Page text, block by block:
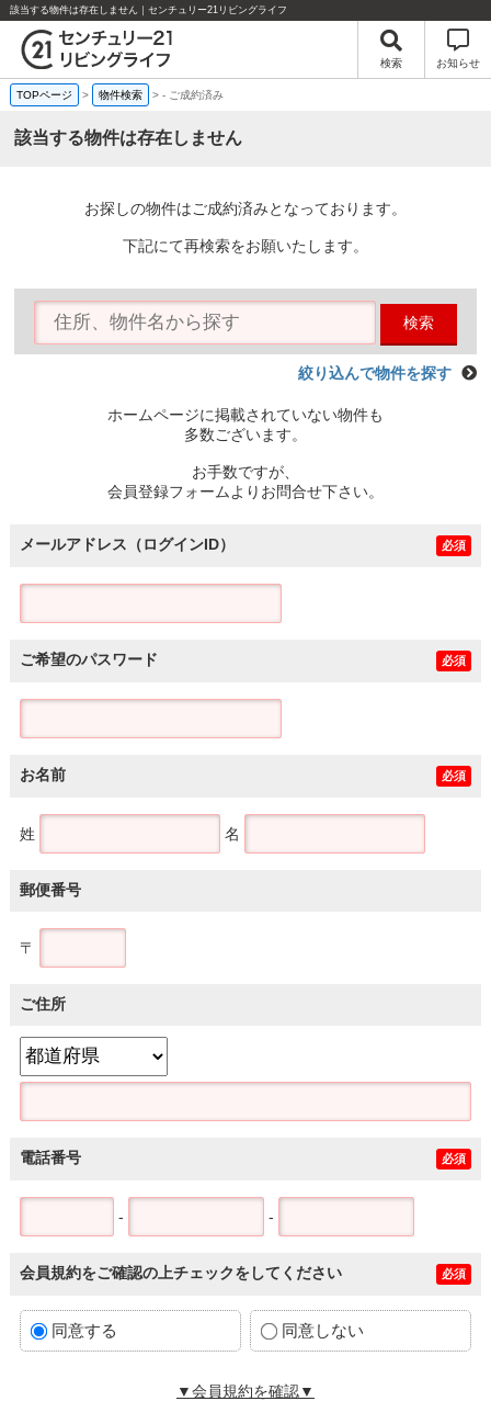
該当する物件は存在しません｜センチュリー21リビングライフ
検索 お知らせ
TOPページ > 物件検索 >- ご成約済み
該当する物件は存在しません
お探しの物件はご成約済みとなっております。
下記にて再検索をお願いたします。
検索
絞り込んで物件を探す
ホームページに掲載されていない物件も
多数ございます。
お手数ですが、
会員登録フォームよりお問合せ下さい。
メールアドレス（ログインID） 必須
ご希望のパスワード 必須
お名前 必須
姓 名
郵便番号
〒
ご住所
電話番号 必須
- -
会員規約をご確認の上チェックをしてください 必須
同意する 同意しない
▼会員規約を確認▼